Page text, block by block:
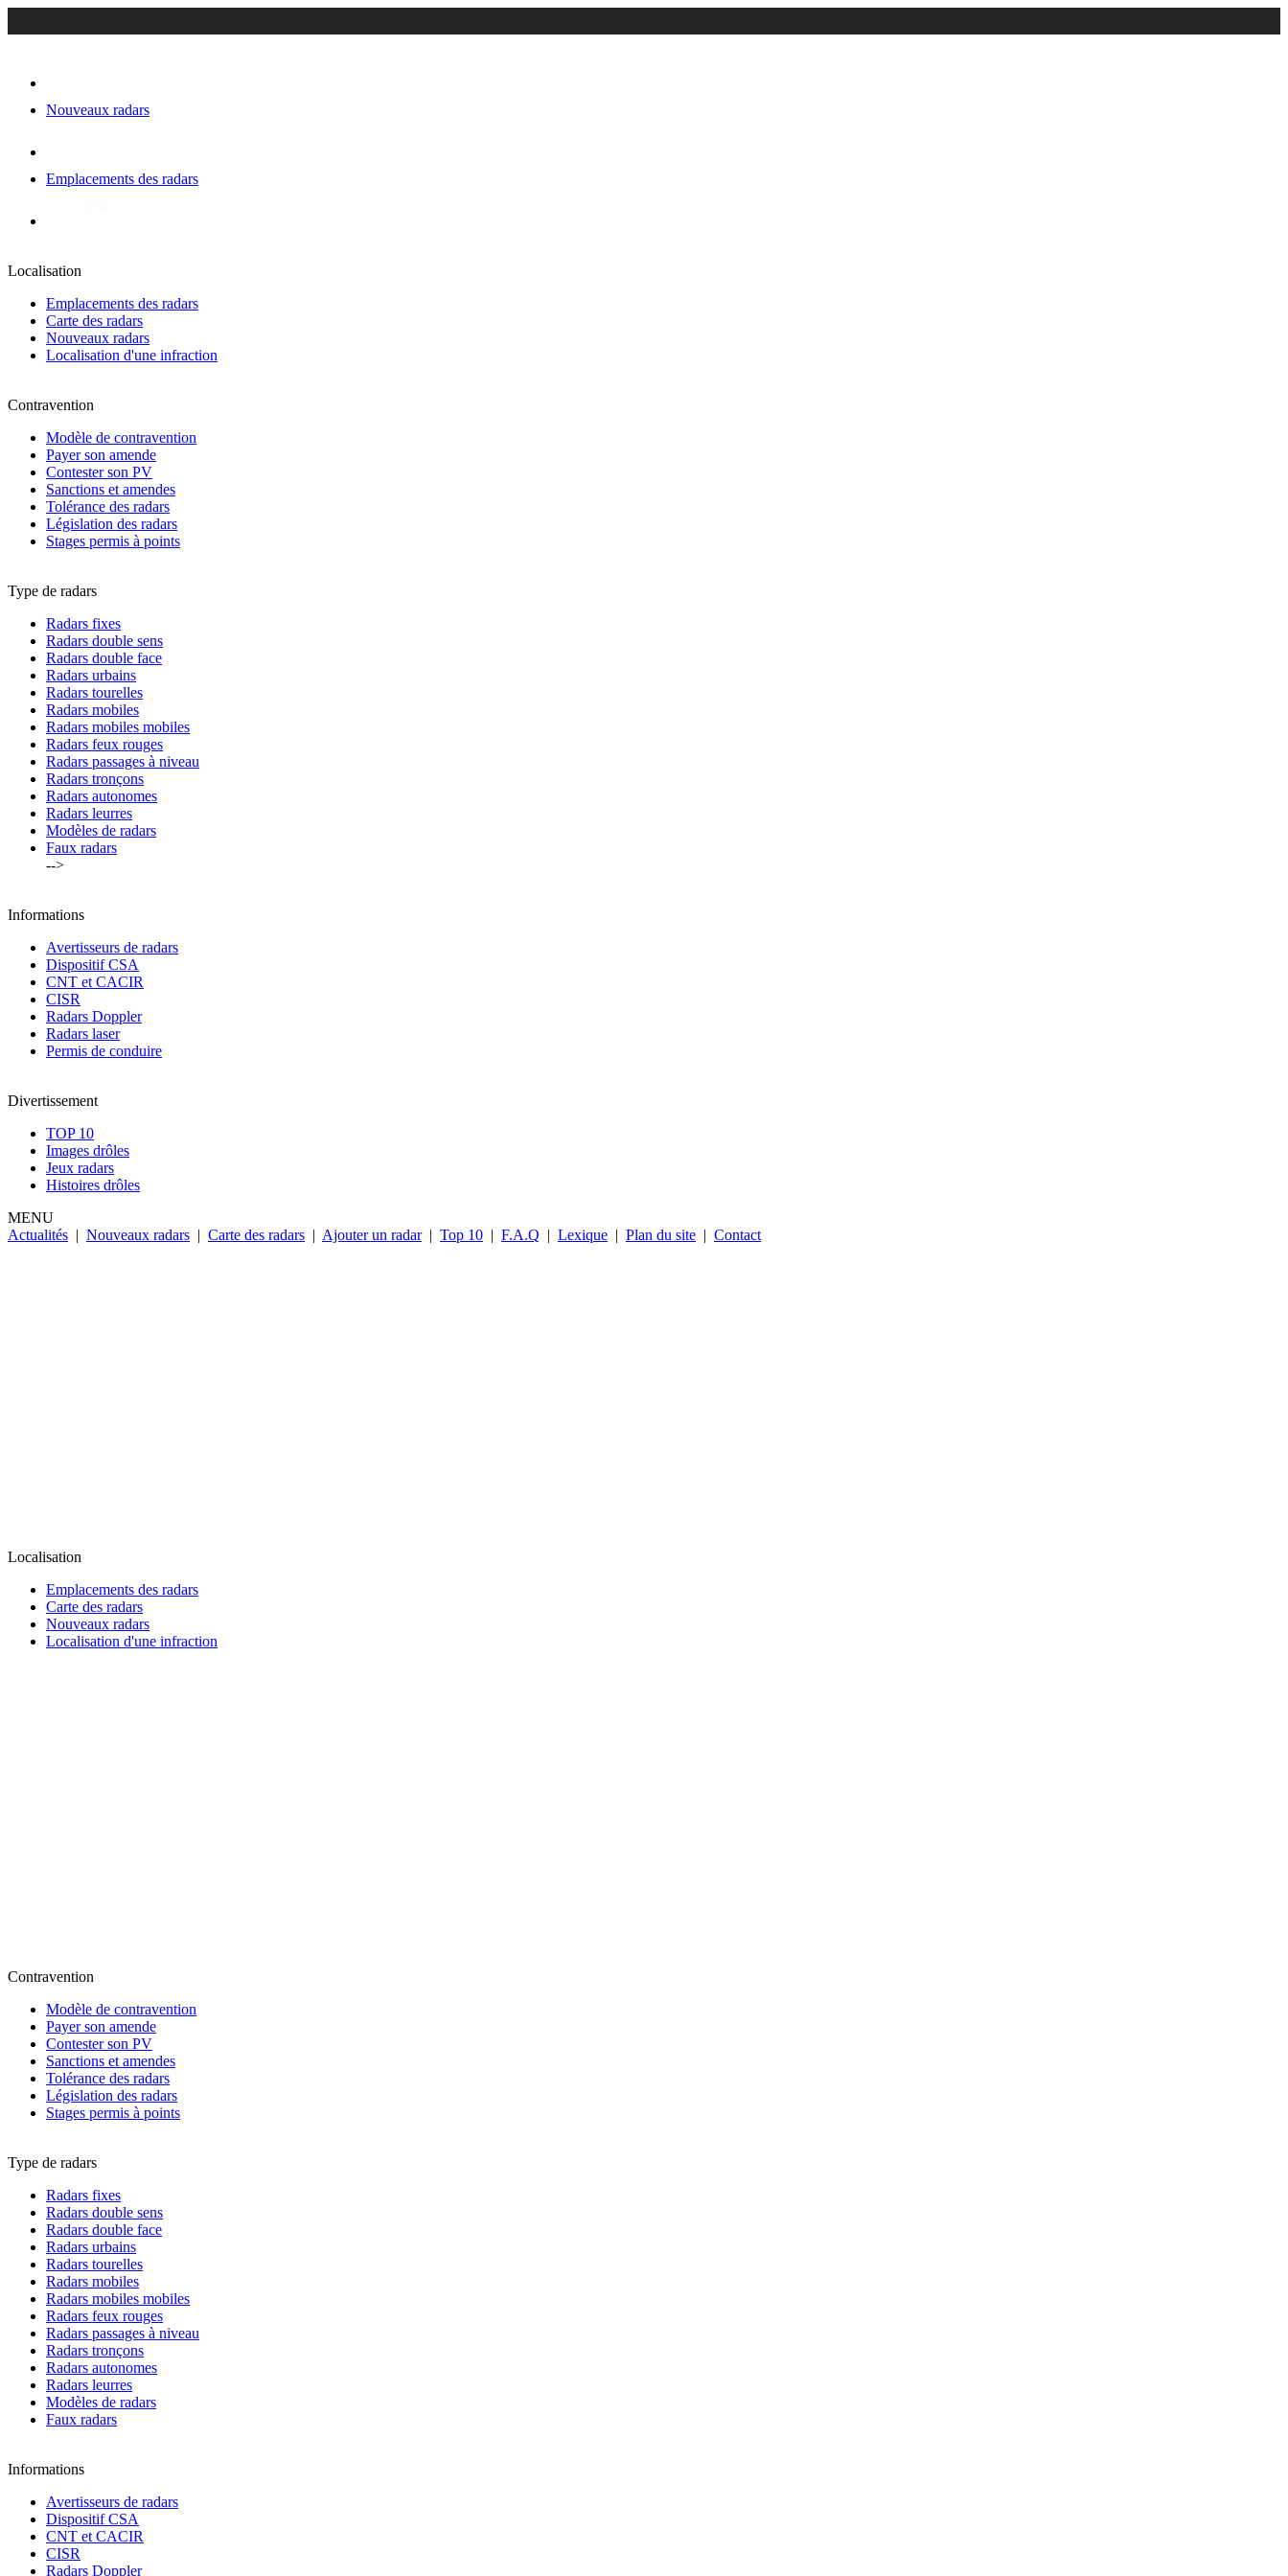
Nouveaux radars
Emplacements des radars
Localisation
Emplacements des radars
Carte des radars
Nouveaux radars
Localisation d'une infraction
Contravention
Modèle de contravention
Payer son amende
Contester son PV
Sanctions et amendes
Tolérance des radars
Législation des radars
Stages permis à points
Type de radars
Radars fixes
Radars double sens
Radars double face
Radars urbains
Radars tourelles
Radars mobiles
Radars mobiles mobiles
Radars feux rouges
Radars passages à niveau
Radars tronçons
Radars autonomes
Radars leurres
Modèles de radars
Faux radars
-->
Informations
Avertisseurs de radars
Dispositif CSA
CNT et CACIR
CISR
Radars Doppler
Radars laser
Permis de conduire
Divertissement
TOP 10
Images drôles
Jeux radars
Histoires drôles
MENU
Actualités | Nouveaux radars | Carte des radars | Ajouter un radar | Top 10 | F.A.Q | Lexique | Plan du site | Contact
Localisation
Emplacements des radars
Carte des radars
Nouveaux radars
Localisation d'une infraction
Contravention
Modèle de contravention
Payer son amende
Contester son PV
Sanctions et amendes
Tolérance des radars
Législation des radars
Stages permis à points
Type de radars
Radars fixes
Radars double sens
Radars double face
Radars urbains
Radars tourelles
Radars mobiles
Radars mobiles mobiles
Radars feux rouges
Radars passages à niveau
Radars tronçons
Radars autonomes
Radars leurres
Modèles de radars
Faux radars
Informations
Avertisseurs de radars
Dispositif CSA
CNT et CACIR
CISR
Radars Doppler